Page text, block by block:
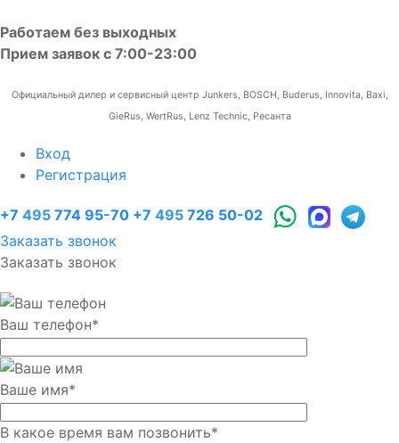
Работаем без выходных
Прием заявок с 7:00-23:00
Официальный дилер и сервисный центр Junkers, BOSCH, Buderus, Innovita, Baxi,
GieRus, WertRus, Lenz Technic, Ресанта
Вход
Регистрация
+7 495 774 95-70 +7 495 726 50-02
Заказать звонок
Заказать звонок
Ваш телефон*
Ваше имя*
В какое время вам позвонить*